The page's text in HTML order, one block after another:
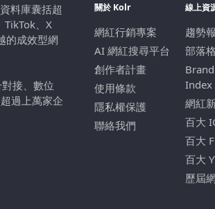
料庫囊括超
、X
的成效型網
接、數位
過上萬家企
關於 Kolr
網紅行銷專案
AI 網紅搜尋平台
創作者計畫
使用條款
隱私權保護
聯絡我們
線上資
趨勢
部落格
Index
網紅
百大
百大
百大
歷屆